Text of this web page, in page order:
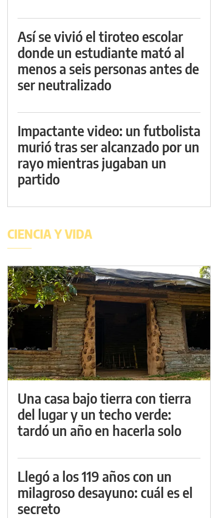
Así se vivió el tiroteo escolar
donde un estudiante mató al
menos a seis personas antes de
ser neutralizado
Impactante video: un futbolista
murió tras ser alcanzado por un
rayo mientras jugaban un
partido
CIENCIA Y VIDA
Una casa bajo tierra con tierra
del lugar y un techo verde:
tardó un año en hacerla solo
Llegó a los 119 años con un
milagroso desayuno: cuál es el
secreto